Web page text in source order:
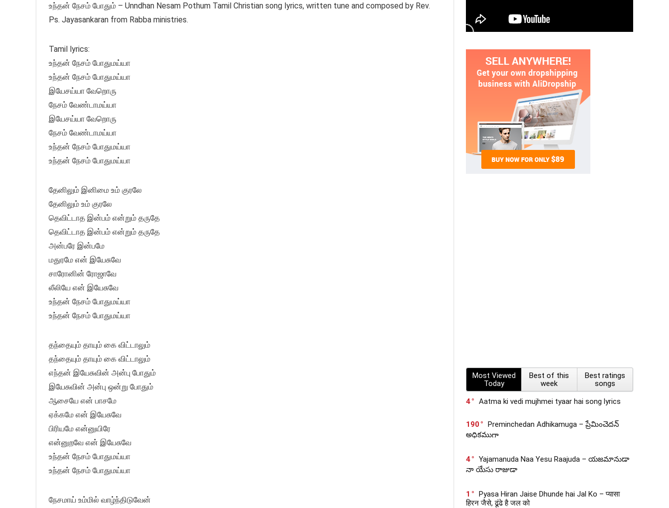
உந்தன் நேசம் போதும் – Unndhan Nesam Pothum Tamil Christian song lyrics, written tune and composed by Rev.
Ps. Jayasankaran from Rabba ministries.
Tamil lyrics:
உந்தன் நேசம் போதுமய்யா
உந்தன் நேசம் போதுமய்யா
இயேசய்யா வேறொரு
நேசம் வேண்டாமய்யா
இயேசய்யா வேறொரு
நேசம் வேண்டாமய்யா
உந்தன் நேசம் போதுமய்யா
உந்தன் நேசம் போதுமய்யா
தேனிலும் இனிமை உம் குரலே
தேனிலும் உம் குரலே
தெவிட்டாத இன்பம் என்றும் தருதே
தெவிட்டாத இன்பம் என்றும் தருதே
அன்பரே இன்பமே
மதுரமே என் இயேசுவே
சாரோனின் ரோஜாவே
லீலியே என் இயேசுவே
உந்தன் நேசம் போதுமய்யா
உந்தன் நேசம் போதுமய்யா
தந்தையும் தாயும் கை விட்டாலும்
தந்தையும் தாயும் கை விட்டாலும்
எந்தன் இயேசுவின் அன்பு போதும்
இயேசுவின் அன்பு ஒன்று போதும்
ஆசையே என் பாசமே
ஏக்கமே என் இயேசுவே
பிரியமே என்னுயிரே
என்னுறவே என் இயேசுவே
உந்தன் நேசம் போதுமய்யா
உந்தன் நேசம் போதுமய்யா
நேசமாய் உம்மில் வாழ்ந்திடுவேன்
Most Viewed
Today
Best of this
week
Best ratings
songs
4
Aatma ki vedi mujhmei tyaar hai song lyrics
190
Preminchedan Adhikamuga – ప్రేమించెదన్
అధికముగా
4
Yajamanuda Naa Yesu Raajuda – యజమానుడా
నా యేసు రాజుడా
1
Pyasa Hiran Jaise Dhunde hai Jal Ko – प्यासा
हिरन जैसे, ढूंढे है जल को